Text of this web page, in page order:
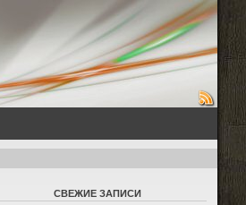
СВЕЖИЕ ЗАПИСИ